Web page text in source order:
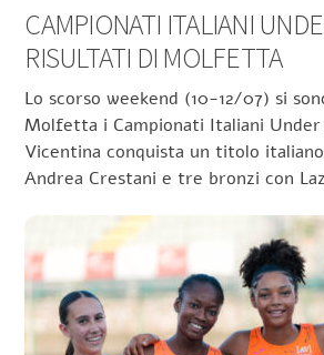
CAMPIONATI ITALIANI
RISULTATI DI MOLFETTA
Lo scorso weekend (10-12/07) si
Molfetta i Campionati Italiani Under
Vicentina conquista un titolo
Andrea Crestani e tre bronzi con